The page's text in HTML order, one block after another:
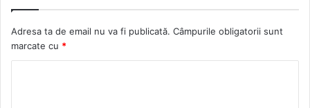
Adresa ta de email nu va fi publicată. Câmpurile obligatorii sunt
marcate cu *